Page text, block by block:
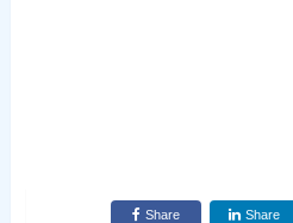
Share Share